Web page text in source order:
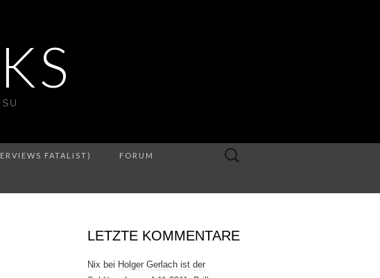
FATALIST) FORUM
Suche
LETZTE KOMMENTARE
Nix bei Holger Gerlach ist der